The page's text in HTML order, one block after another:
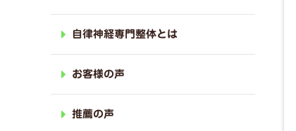
自律神経専門整体とは
お客様の声
推薦の声